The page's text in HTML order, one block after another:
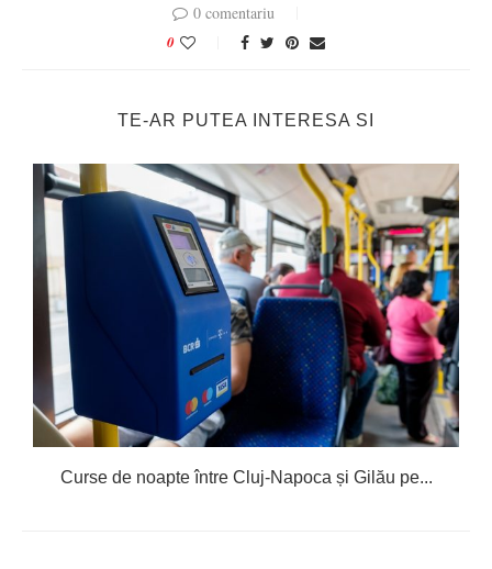
0 comentariu
0
TE-AR PUTEA INTERESA SI
Curse de noapte între Cluj-Napoca și Gilău pe...